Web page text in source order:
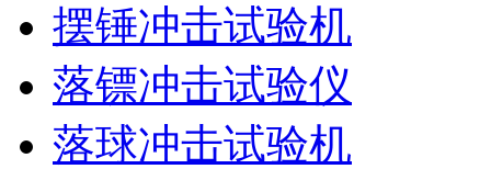
摆锤冲击试验机
落镖冲击试验仪
落球冲击试验机